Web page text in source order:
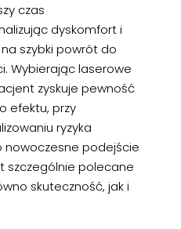
czas
dyskomfort i
szybki powrót do
Wybierając laserowe
zyskuje pewność
efektu, przy
ryzyka
nowoczesne podejście
szczególnie polecane
skuteczność, jak i